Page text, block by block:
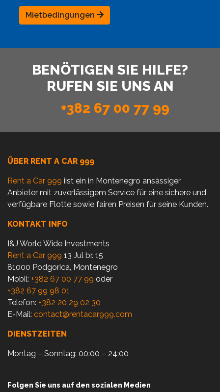
Mietbedingungen
BENÖTIGEN SIE HILFE?
RUFEN SIE UNS AN
+382 67 00 77 99
ÜBER RENT A CAR 999
Rent a Car 999 iist ein in Montenegro ansässiger
Anbieter mit zuverlässigem Service für eine sichere und
verfügbare Flotte sowie fairen Preisen für seine Kunden.
KONTAKT INFO
I&J World Wide Investments
Rent a Car 999 13 Jul br. 15
81000 Podgorica, Montenegro
Mobil: +382 67 00 77 99 oder
+382 67 99 98 01
Telefon: +382 20 29 02 30
E-Mail: contact@rentacar999.com
DIENSTZEITEN
Montag – Sonntag: 00:00 – 24:00
Folgen Sie uns auf den sozialen Medien